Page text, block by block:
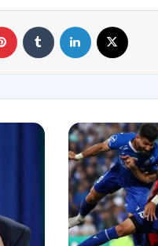
لینکدین ‫تامبلر
پیش‌بینی
سقوط؟